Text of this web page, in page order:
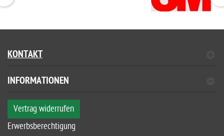
KONTAKT
INFORMATIONEN
Vertrag widerrufen
Erwerbsberechtigung